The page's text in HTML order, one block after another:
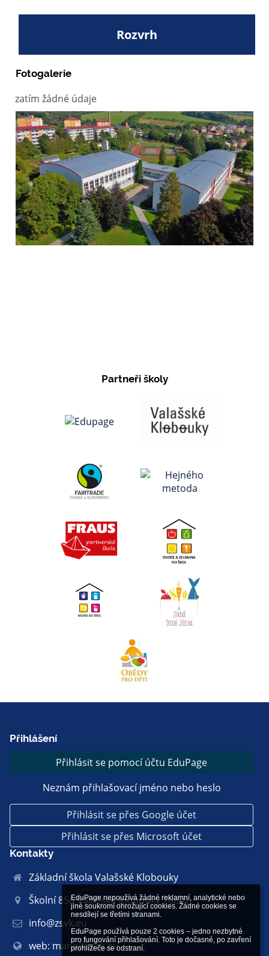
EduPage nepoužívá žádné reklamní, analytické nebo
jiné soukromí ohrožující cookies. Žádné cookies se
nesdílejí se třetími stranami.
EduPage používá pouze 2 cookies – jedno nezbytné
pro fungování přihlašování. Toto je dočasné, po zavření
prohlížeče se odstraní.
Rozvrh
Fotogalerie
zatím žádné údaje
Partneři školy
Přihlášení
Přihlásit se pomocí účtu EduPage
Neznám přihlašovací jméno nebo heslo
Přihlásit se přes Google účet
Přihlásit se přes Microsoft účet
Kontakty
Základní škola Valašské Klobouky
Školní 856 Valašské Klobouky 76601
info@zsvk.eu
web: mana@zsvk.eu